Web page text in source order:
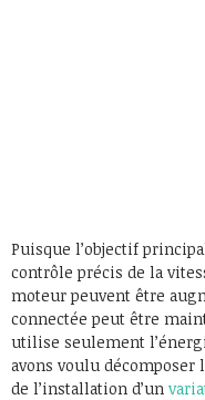
Puisque l’objectif
contrôle précis de la
moteur peuvent être
connectée peut être
utilise seulement
avons voulu
de l’installation d’un